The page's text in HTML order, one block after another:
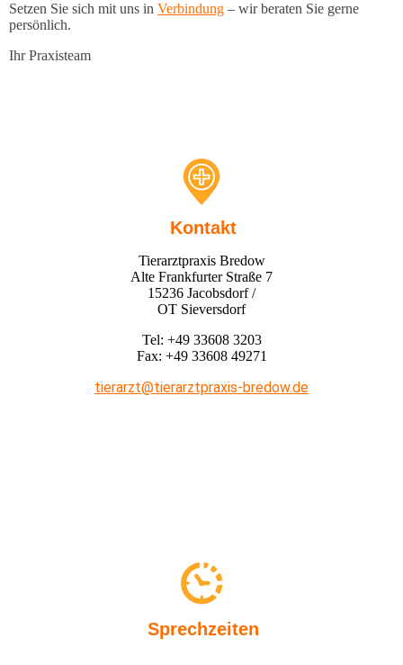
Setzen Sie sich mit uns in Verbindung – wir beraten Sie gerne
persönlich.
Ihr Praxisteam
Kontakt
Tierarztpraxis Bredow
Alte Frankfurter Straße 7
15236 Jacobsdorf /
OT Sieversdorf
Tel: +49 33608 3203
Fax: +49 33608 49271
tierarzt@tierarztpraxis-bredow.de
Sprechzeiten